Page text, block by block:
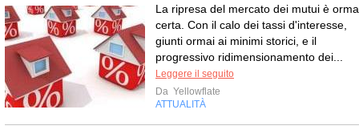
La ripresa del mercato dei mutui è
certa. Con il calo dei tassi d'interesse,
giunti ormai ai minimi storici, e il
progressivo ridimensionamento dei...
Leggere il seguito
Da Yellowflate
ATTUALITÀ